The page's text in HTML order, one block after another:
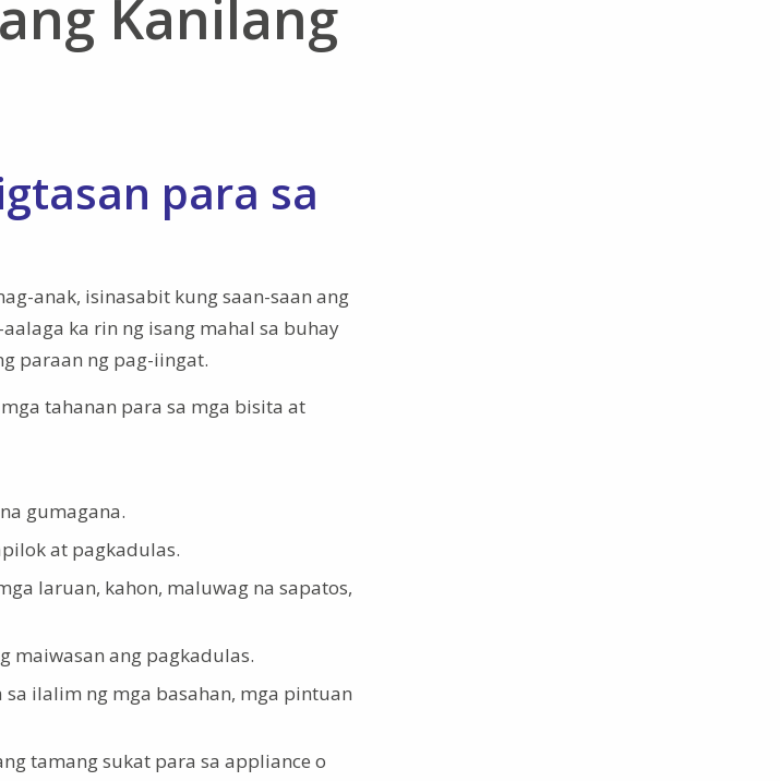
Kanilang
para sa
anak, isinasabit kung saan-saan ang
ka rin ng isang mahal sa buhay
paraan ng pag-iingat.
tahanan para sa mga bisita at
gumagana.
at pagkadulas.
laruan, kahon, maluwag na sapatos,
maiwasan ang pagkadulas.
ilalim ng mga basahan, mga pintuan
tamang sukat para sa appliance o